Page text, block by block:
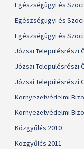
Egészségügyi és
Egészségügyi és
Egészségügyi és
Józsai Településrészi
Józsai Településrészi
Józsai Településrészi
Környezetvédelmi
Környezetvédelmi
Közgyűlés 2010
Közgyűlés 2011